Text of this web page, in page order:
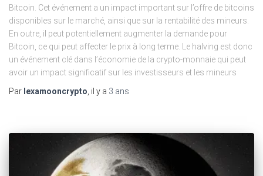
Bitcoin. Cet événement a un impact important sur l’offre de bitcoins
disponibles sur le marché, ainsi que sur la rentabilité des mineurs.
En outre, il peut potentiellement augmenter la demande pour
Bitcoin, ce qui peut affecter le prix à long terme. Le halving est donc
un événement clé dans l’économie de la crypto-monnaie qui peut
avoir un impact significatif sur les investisseurs et les mineurs
Par lexamooncrypto , il y a 3 ans